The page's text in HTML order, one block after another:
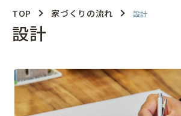
コンセプト
家づくりのこだわり
家づくりの設計 家の性能
土
家の補償
TOP 家づくりの流れ 設計
設計